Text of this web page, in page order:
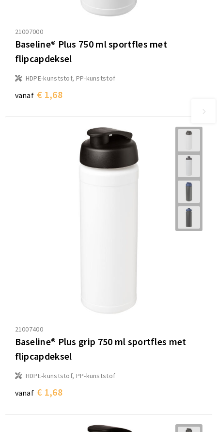
21007000
Baseline® Plus 750 ml sportfles met
flipcapdeksel
HDPE-kunststof, PP-kunststof
vanaf € 1,68
21007400
Baseline® Plus grip 750 ml sportfles met
flipcapdeksel
HDPE-kunststof, PP-kunststof
vanaf € 1,68